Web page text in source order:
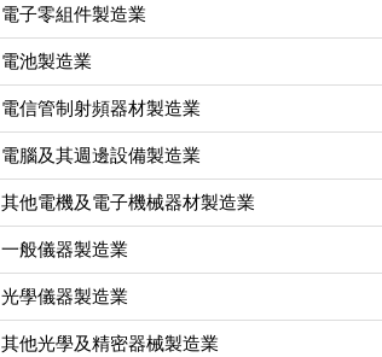
電子零組件製造業
電池製造業
電信管制射頻器材製造業
電腦及其週邊設備製造業
其他電機及電子機械器材製造業
一般儀器製造業
光學儀器製造業
其他光學及精密器械製造業